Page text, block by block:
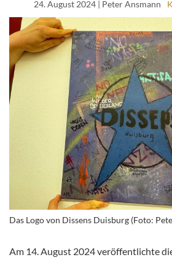
24. August 2024 | Peter Ansmann
Das Logo von Dissens Duisburg (Foto:
Am 14. August 2024 veröffentlichte